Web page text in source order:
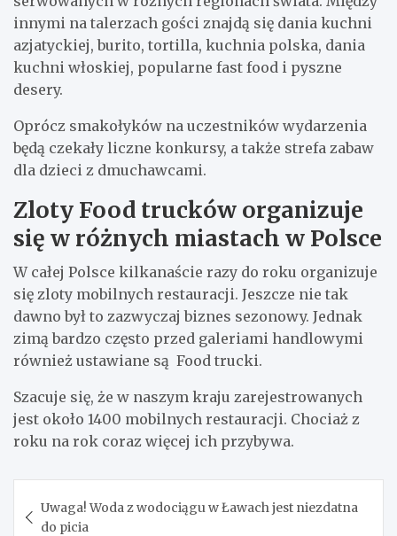
innymi na talerzach gości znajdą się dania kuchni
azjatyckiej, burito, tortilla, kuchnia polska, dania
kuchni włoskiej, popularne fast food i pyszne
desery.
Oprócz smakołyków na uczestników wydarzenia
będą czekały liczne konkursy, a także strefa zabaw
dla dzieci z dmuchawcami.
Zloty Food trucków organizuje
się w różnych miastach w Polsce
W całej Polsce kilkanaście razy do roku organizuje
się zloty mobilnych restauracji. Jeszcze nie tak
dawno był to zazwyczaj biznes sezonowy. Jednak
zimą bardzo często przed galeriami handlowymi
również ustawiane są Food trucki.
Szacuje się, że w naszym kraju zarejestrowanych
jest około 1400 mobilnych restauracji. Chociaż z
roku na rok coraz więcej ich przybywa.
wpisu
Uwaga! Woda z wodociągu w Ławach jest niezdatna
do picia